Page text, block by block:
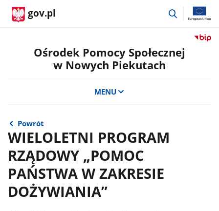
gov.pl
przejdź
Przejdź
Ośrodek Pomocy Społecznej
w Nowych Piekutach
MENU
Powrót
WIELOLETNI PROGRAM
RZĄDOWY „POMOC
PAŃSTWA W ZAKRESIE
DOŻYWIANIA”